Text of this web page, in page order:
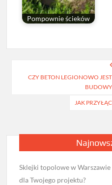
Pompownie ścieków
wpisu
CZY BETON LEGIONOWO
JAK
Sklejki topolowe w
dla Twojego projektu?